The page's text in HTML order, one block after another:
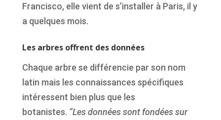
Francisco, elle vient de s’installer à Paris, il y
a quelques mois.
Les arbres offrent des données
Chaque arbre se différencie par son nom
latin mais les connaissances spécifiques
intéressent bien plus que les
botanistes. “Les données sont fondées sur